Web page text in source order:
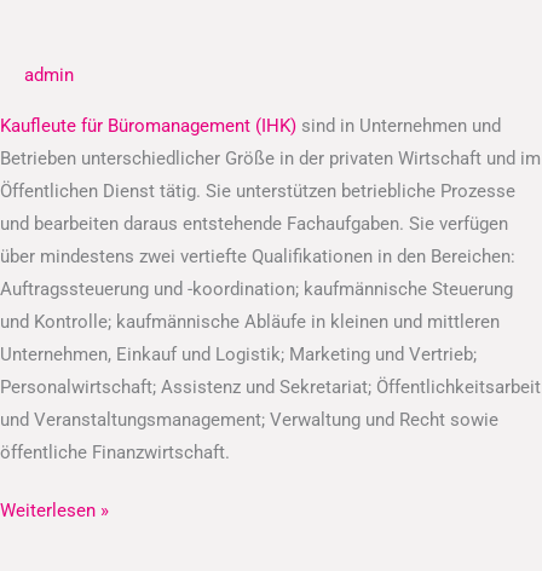
admin
Kaufleute für Büromanagement (IHK) sind in Unternehmen und
Betrieben unterschiedlicher Größe in der privaten Wirtschaft und im
Öffentlichen Dienst tätig. Sie unterstützen betriebliche Prozesse
und bearbeiten daraus entstehende Fachaufgaben. Sie verfügen
über mindestens zwei vertiefte Qualifikationen in den Bereichen:
Auftragssteuerung und -koordination; kaufmännische Steuerung
und Kontrolle; kaufmännische Abläufe in kleinen und mittleren
Unternehmen, Einkauf und Logistik; Marketing und Vertrieb;
Personalwirtschaft; Assistenz und Sekretariat; Öffentlichkeitsarbeit
und Veranstaltungsmanagement; Verwaltung und Recht sowie
öffentliche Finanzwirtschaft.
(IHK)
Weiterlesen »